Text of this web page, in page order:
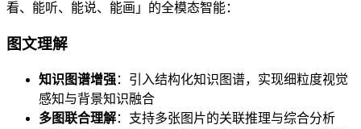
看、能听、能说、能画」的全模态智能：
图文理解
知识图谱增强：引入结构化知识图谱，实现细粒度视觉
感知与背景知识融合
多图联合理解：支持多张图片的关联推理与综合分析